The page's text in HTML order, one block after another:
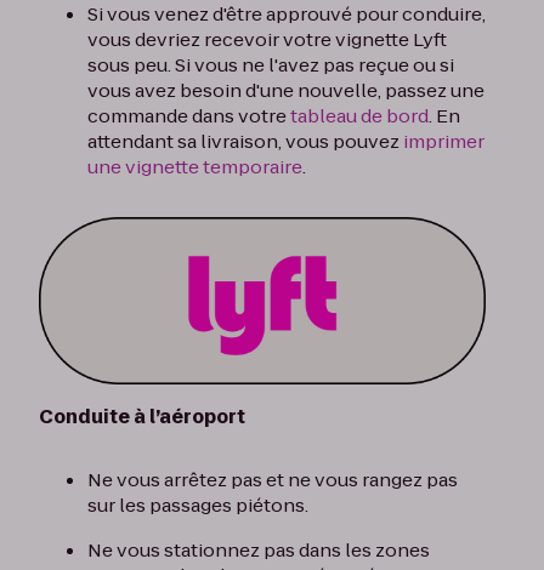
Si vous venez d'être approuvé pour conduire,
vous devriez recevoir votre vignette Lyft
sous peu. Si vous ne l'avez pas reçue ou si
vous avez besoin d'une nouvelle, passez une
commande dans votretableau de bord. En
attendant sa livraison, vous pouvez imprimer
une vignette temporaire.
Conduite à l’aéroport
Ne vous arrêtez pas et ne vous rangez pas
sur les passages piétons.
Ne vous stationnez pas dans les zones